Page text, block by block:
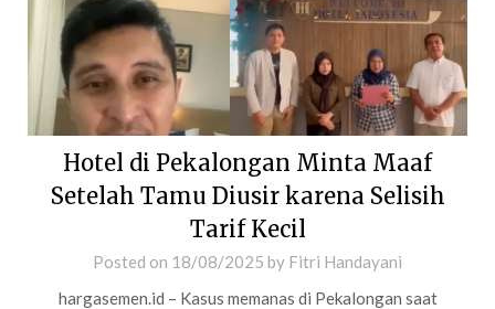
Hotel di Pekalongan Minta Maaf
Setelah Tamu Diusir karena Selisih
Tarif Kecil
Posted on 18/08/2025 by Fitri Handayani
hargasemen.id – Kasus memanas di Pekalongan saat